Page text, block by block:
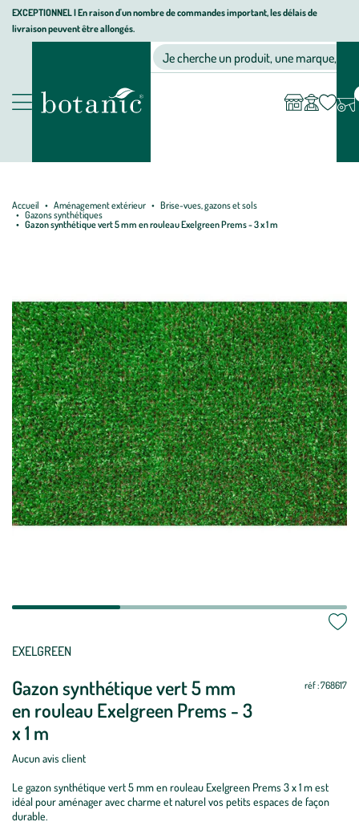
Aller
Aller
au
Aller
au
page
EXCEPTIONNEL I En raison d'un nombre de commandes important, les délais de
livraison peuvent être allongés.
Nos produits
Jardinerie écologique, animalerie, décoration, alimentation bio
Je cherche un produit, une marque, un
compte
Accueil Aménagement extérieur
Brise-vues, gazons et sols
Gazons synthétiques
Gazon synthétique vert 5 mm en rouleau Exelgreen Prems - 3 x 1 m
EXELGREEN
Gazon synthétique vert 5 mm
en rouleau Exelgreen Prems - 3
x 1 m
réf : 768617
Aucun avis client
Le gazon synthétique vert 5 mm en rouleau Exelgreen Prems 3 x 1 m est
idéal pour aménager avec charme et naturel vos petits espaces de façon
durable.
Mettre
jour
Mettre
jour